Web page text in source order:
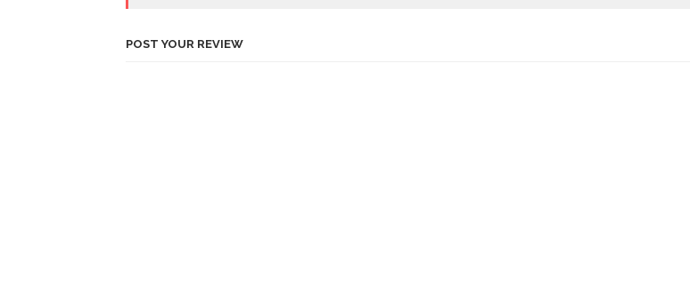
POST YOUR REVIEW